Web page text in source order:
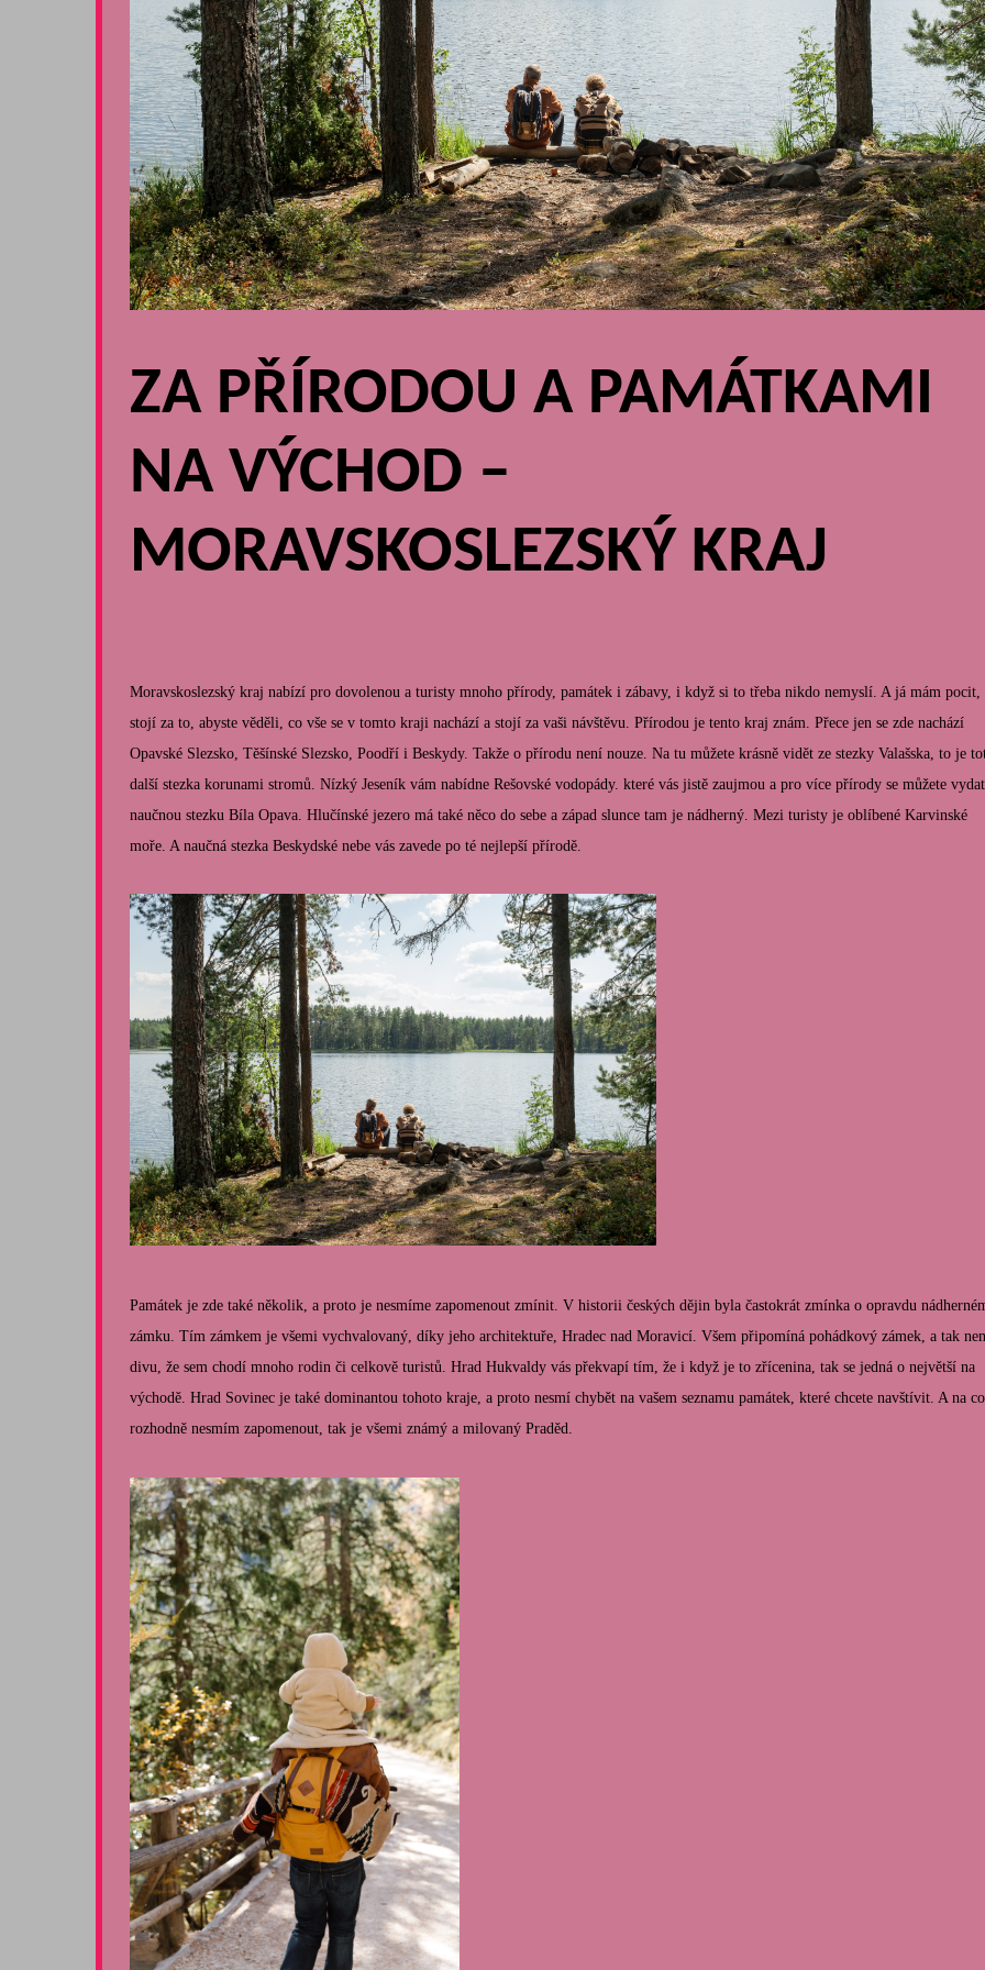
ZA PŘÍRODOU A PAMÁTKAMI
NA VÝCHOD –
MORAVSKOSLEZSKÝ KRAJ
Moravskoslezský kraj nabízí pro dovolenou a turisty mnoho přírody, památek i zábavy, i když si to třeba nikdo nemyslí. A já mám pocit,
stojí za to, abyste věděli, co vše se v tomto kraji nachází a stojí za vaši návštěvu. Přírodou je tento kraj znám. Přece jen se zde nachází
Opavské Slezsko, Těšínské Slezsko, Poodří i Beskydy. Takže o přírodu není nouze. Na tu můžete krásně vidět ze stezky Valašska, to je
další stezka korunami stromů. Nízký Jeseník vám nabídne Rešovské vodopády. které vás jistě zaujmou a pro více přírody se můžete
naučnou stezku Bíla Opava. Hlučínské jezero má také něco do sebe a západ slunce tam je nádherný. Mezi turisty je oblíbené Karvinské
moře. A naučná stezka Beskydské nebe vás zavede po té nejlepší přírodě.
Památek je zde také několik, a proto je nesmíme zapomenout zmínit. V historii českých dějin byla častokrát zmínka o opravdu
zámku. Tím zámkem je všemi vychvalovaný, díky jeho architektuře, Hradec nad Moravicí. Všem připomíná pohádkový zámek, a tak
divu, že sem chodí mnoho rodin či celkově turistů. Hrad Hukvaldy vás překvapí tím, že i když je to zřícenina, tak se jedná o největší na
východě. Hrad Sovinec je také dominantou tohoto kraje, a proto nesmí chybět na vašem seznamu památek, které chcete navštívit. A na co
rozhodně nesmím zapomenout, tak je všemi známý a milovaný Praděd.